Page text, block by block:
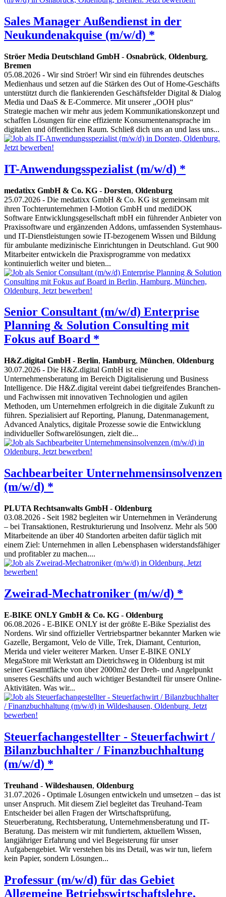
Sales Manager Außendienst in der
Neukundenakquise (m/w/d) *
Ströer Media Deutschland GmbH- Osnabrück, Oldenburg,
Bremen
05.08.2026 - Wir sind Ströer! Wir sind ein führendes deutsches
Medienhaus und setzen auf die Stärken des Out of Home-Geschäfts
unterstützt durch die flankierenden Geschäftsfelder Digital & Dialog
Media und DaaS & E-Commerce. Mit unserer „OOH plus“
Strategie machen wir mehr aus jedem Kommunikationskonzept und
schaffen Lösungen für eine effiziente Konsumentenansprache im
digitalen und öffentlichen Raum. Schließ dich uns an und lass uns...
IT-Anwendungsspezialist (m/w/d) *
medatixx GmbH & Co. KG - Dorsten, Oldenburg
25.07.2026 - Die medatixx GmbH & Co. KG ist gemeinsam mit
ihren Tochterunternehmen I-Motion GmbH und mediDOK
Software Entwicklungsgesellschaft mbH ein führender Anbieter von
Praxissoftware und ergänzenden Addons, umfassenden Systemhaus-
und IT-Dienstleistungen sowie IT-bezogenem Wissen und Bildung
für ambulante medizinische Einrichtungen in Deutschland. Gut 900
Mitarbeiter entwickeln die Praxisprogramme von medatixx
kontinuierlich weiter und bieten...
Senior Consultant (m/w/d) Enterprise
Planning & Solution Consulting mit
Fokus auf Board *
H&Z.digital GmbH- Berlin, Hamburg, München, Oldenburg
30.07.2026 - Die H&Z.digital GmbH ist eine
Unternehmensberatung im Bereich Digitalisierung und Business
Intelligence. Die H&Z.digital vereint dabei tiefgreifendes Branchen-
und Fachwissen mit innovativen Technologien und agilen
Methoden, um Unternehmen erfolgreich in die digitale Zukunft zu
führen. Spezialisiert auf Reporting, Planung, Datenmanagement,
Advanced Analytics, digitale Prozesse sowie die Entwicklung
individueller Softwarelösungen, zielt die...
Sachbearbeiter Unternehmensinsolvenzen
(m/w/d) *
PLUTA Rechtsanwalts GmbH- Oldenburg
03.08.2026 - Seit 1982 begleiten wir Unternehmen in Veränderung
– bei Transaktionen, Restrukturierung und Insolvenz. Mehr als 500
Mitarbeitende an über 40 Standorten arbeiten dafür täglich mit
einem Ziel: Unternehmen in allen Lebensphasen widerstandsfähiger
und profitabler zu machen....
Zweirad-Mechatroniker (m/w/d) *
E-BIKE ONLY GmbH & Co. KG - Oldenburg
06.08.2026 - E-BIKE ONLY ist der größte E-Bike Spezialist des
Nordens. Wir sind offizieller Vertriebspartner bekannter Marken wie
Gazelle, Bergamont, Velo de Ville, Trek, Diamant, Centurion,
Merida und vieler weiterer Marken. Unser E-BIKE ONLY
MegaStore mit Werkstatt am Dietrichsweg in Oldenburg ist mit
seiner Gesamtfläche von über 2000m2 der Dreh- und Angelpunkt
unseres Geschäfts und auch wichtiger Bestandteil für unsere Online-
Aktivitäten. Was wir...
Steuerfachangestellter - Steuerfachwirt /
Bilanzbuchhalter / Finanzbuchhaltung
(m/w/d) *
Treuhand - Wildeshausen, Oldenburg
31.07.2026 - Optimale Lösungen entwickeln und umsetzen – das ist
unser Anspruch. Mit diesem Ziel begleitet das Treuhand-Team
Entscheider bei allen Fragen der Wirtschaftsprüfung,
Steuerberatung, Rechtsberatung, Unternehmensberatung und IT-
Beratung. Das meistern wir mit fundiertem, aktuellem Wissen,
langjähriger Erfahrung und viel Begeisterung für unser
Aufgabengebiet. Wir verstehen bis ins Detail, was wir tun, liefern
kein Papier, sondern Lösungen...
Professur (m/w/d) für das Gebiet
Allgemeine Betriebswirtschaftslehre,